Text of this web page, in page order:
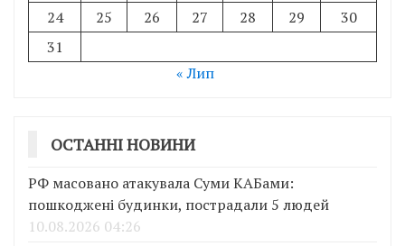
24
25 26 27 28 29
30
31
« Лип
ОСТАННІ НОВИНИ
РФ масовано атакувала Суми КАБами:
пошкоджені будинки, пострадали 5 людей
10.08.2026 04:26